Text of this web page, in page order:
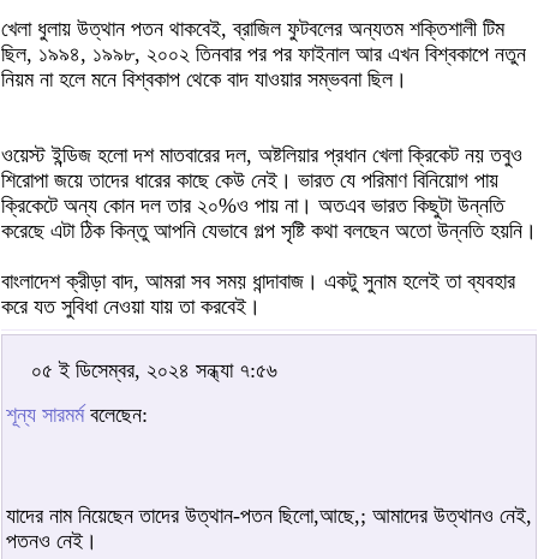
খেলা ধুলায় উত্থান পতন থাকবেই, ব্রাজিল ফুটবলের অন্যতম শক্তিশালী টিম
ছিল, ১৯৯৪, ১৯৯৮, ২০০২ তিনবার পর পর ফাইনাল আর এখন বিশ্বকাপে নতুন
নিয়ম না হলে মনে বিশ্বকাপ থেকে বাদ যাওয়ার সম্ভবনা ছিল।
ওয়েস্ট ইন্ডিজ হলো দশ মাতবারের দল, অষ্টলিয়ার প্রধান খেলা ক্রিকেট নয় তবুও
শিরোপা জয়ে তাদের ধারের কাছে কেউ নেই। ভারত যে পরিমাণ বিনিয়োগ পায়
ক্রিকেটে অন্য কোন দল তার ২০%ও পায় না। অতএব ভারত কিছুটা উন্নতি
করেছে এটা ঠিক কিন্তু আপনি যেভাবে গল্প সৃষ্টি কথা বলছেন অতো উন্নতি হয়নি।
বাংলাদেশ ক্রীড়া বাদ, আমরা সব সময় ধান্দাবাজ। একটু সুনাম হলেই তা ব্যবহার
করে যত সুবিধা নেওয়া যায় তা করবেই।
০৫ ই ডিসেম্বর, ২০২৪ সন্ধ্যা ৭:৫৬
শূন্য সারমর্মবলেছেন:
যাদের নাম নিয়েছেন তাদের উত্থান-পতন ছিলো,আছে,; আমাদের উত্থানও নেই,
পতনও নেই।